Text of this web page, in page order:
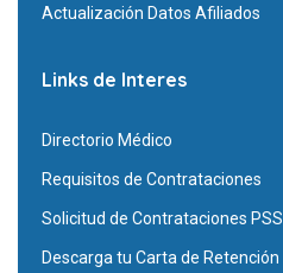
Actualización Datos Afiliados
Links de Interes
Directorio Médico
Requisitos de Contrataciones
Solicitud de Contrataciones PSS
Descarga tu Carta de Retención